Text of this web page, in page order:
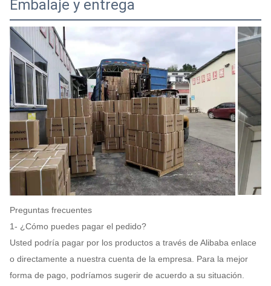
Embalaje y entrega
Preguntas frecuentes
1- ¿Cómo puedes pagar el pedido?
Usted podría pagar por los productos a través de Alibaba enlace
o directamente a nuestra cuenta de la empresa. Para la mejor
forma de pago, podríamos sugerir de acuerdo a su situación.